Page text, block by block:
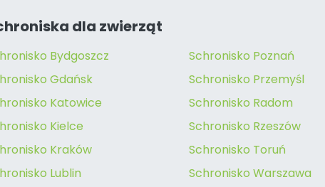
dla zwierząt
Bydgoszcz
Gdańsk
Katowice
Kielce
Kraków
Lublin
Schronisko Poznań
Schronisko Przemyśl
Schronisko Radom
Schronisko Rzeszów
Schronisko Toruń
Schronisko Warszawa